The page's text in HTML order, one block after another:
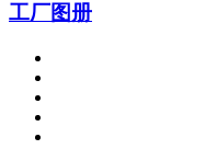
工厂图册